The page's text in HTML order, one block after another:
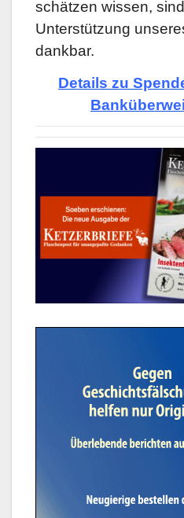
schätzen wissen,
Unterstützung
dankbar.
Details zu